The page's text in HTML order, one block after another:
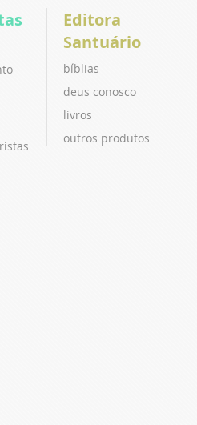
Editora
Santuário
bíblias
deus conosco
livros
outros produtos